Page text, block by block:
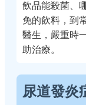
飲品能殺菌、
免的飲料，到
醫生，嚴重時
助治療。
尿道發炎